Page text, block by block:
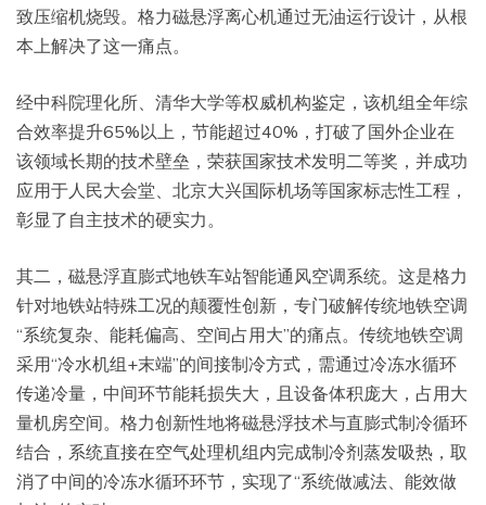
致压缩机烧毁。格力磁悬浮离心机通过无油运行设计，从根
本上解决了这一痛点。
经中科院理化所、清华大学等权威机构鉴定，该机组全年综
合效率提升65%以上，节能超过40%，打破了国外企业在
该领域长期的技术壁垒，荣获国家技术发明二等奖，并成功
应用于人民大会堂、北京大兴国际机场等国家标志性工程，
彰显了自主技术的硬实力。
其二，磁悬浮直膨式地铁车站智能通风空调系统。这是格力
针对地铁站特殊工况的颠覆性创新，专门破解传统地铁空调
“系统复杂、能耗偏高、空间占用大”的痛点。传统地铁空调
采用“冷水机组+末端”的间接制冷方式，需通过冷冻水循环
传递冷量，中间环节能耗损失大，且设备体积庞大，占用大
量机房空间。格力创新性地将磁悬浮技术与直膨式制冷循环
结合，系统直接在空气处理机组内完成制冷剂蒸发吸热，取
消了中间的冷冻水循环环节，实现了“系统做减法、能效做